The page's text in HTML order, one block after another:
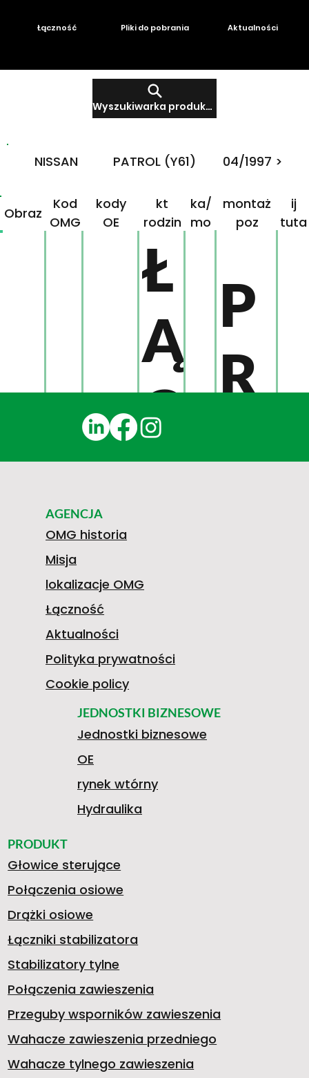
Wyszukiwarka produktów
Łączność Pliki do pobrania Aktualności
Obraz
Kod
OMG
kody
OE
kt
rodzin
ka/
mo
montaż
poz
ij
tuta
G
2
0
.
1
7
5
4
6
1
8
-
2
Ł
Ą
C
Z
K
S
T
B
I
N
A
P
R
Z
I
P
NISSAN PATROL (Y61) 04/1997 >
JEDNOSTKI BIZNESOWE
Jednostki biznesowe
OE
rynek wtórny
Hydraulika
PRODUKT
Głowice sterujące
Połączenia osiowe
Drążki osiowe
Łączniki stabilizatora
Stabilizatory tylne
Połączenia zawieszenia
Przeguby wsporników zawieszenia
Wahacze zawieszenia przedniego
Wahacze tylnego zawieszenia
AGENCJA
OMG historia
Misja
lokalizacje OMG
Łączność
Aktualności
Polityka prywatności
Cookie policy